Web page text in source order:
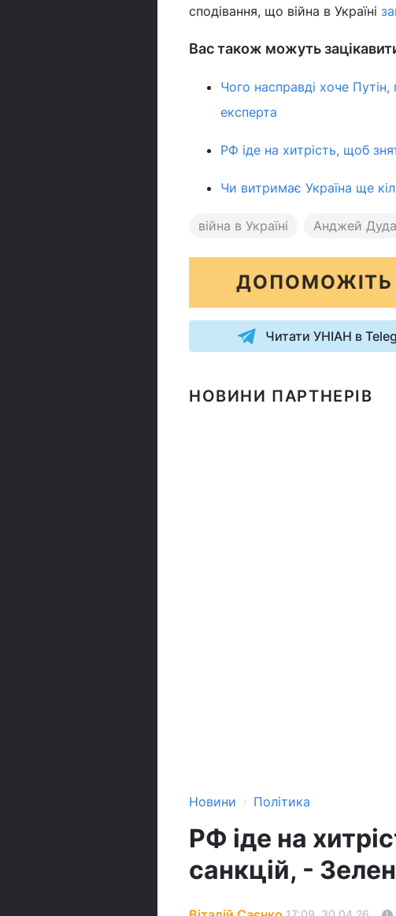
сподівання, що війна в Україні
Вас також можуть
Чого насправді хоче
експерта
РФ іде на хитрість, щоб
Чи витримає Україна ще
війна в Україні Анджей Дуда
ДОПОМОЖІТЬ
Читати УНІАН в
НОВИНИ ПАРТНЕРІВ
Новини › Політика
РФ іде на
санкцій, -